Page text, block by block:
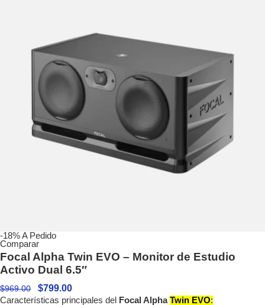
-18%A Pedido
Comparar
Focal Alpha Twin EVO – Monitor de Estudio
Activo Dual 6.5″
$969.00 $799.00
Características principales del Focal AlphaTwin EVO: